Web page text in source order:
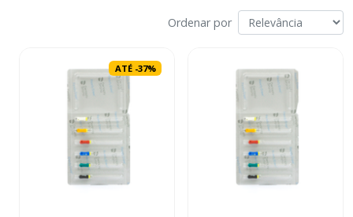
Ordenar por
ATÉ -37%